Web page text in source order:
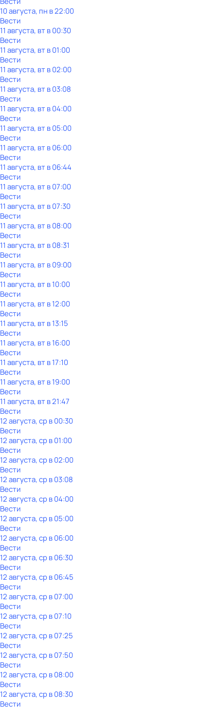
10 августа, пн в 22:00
Вести
11 августа, вт в 00:30
Вести
11 августа, вт в 01:00
Вести
11 августа, вт в 02:00
Вести
11 августа, вт в 03:08
Вести
11 августа, вт в 04:00
Вести
11 августа, вт в 05:00
Вести
11 августа, вт в 06:00
Вести
11 августа, вт в 06:44
Вести
11 августа, вт в 07:00
Вести
11 августа, вт в 07:30
Вести
11 августа, вт в 08:00
Вести
11 августа, вт в 08:31
Вести
11 августа, вт в 09:00
Вести
11 августа, вт в 10:00
Вести
11 августа, вт в 12:00
Вести
11 августа, вт в 13:15
Вести
11 августа, вт в 16:00
Вести
11 августа, вт в 17:10
Вести
11 августа, вт в 19:00
Вести
11 августа, вт в 21:47
Вести
12 августа, ср в 00:30
Вести
12 августа, ср в 01:00
Вести
12 августа, ср в 02:00
Вести
12 августа, ср в 03:08
Вести
12 августа, ср в 04:00
Вести
12 августа, ср в 05:00
Вести
12 августа, ср в 06:00
Вести
12 августа, ср в 06:30
Вести
12 августа, ср в 06:45
Вести
12 августа, ср в 07:00
Вести
12 августа, ср в 07:10
Вести
12 августа, ср в 07:25
Вести
12 августа, ср в 07:50
Вести
12 августа, ср в 08:00
Вести
12 августа, ср в 08:30
Вести